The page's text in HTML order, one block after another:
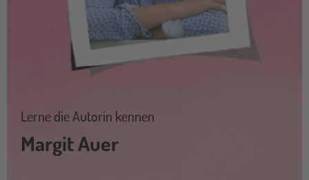
Lerne die Autorin kennen
Margit Auer